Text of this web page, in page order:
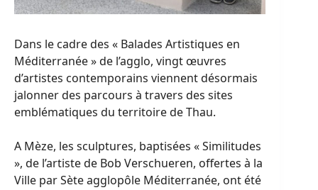
Dans le cadre des « Balades Artistiques en
Méditerranée » de l’agglo, vingt œuvres
d’artistes contemporains viennent désormais
jalonner des parcours à travers des sites
emblématiques du territoire de Thau.
A Mèze, les sculptures, baptisées « Similitudes
», de l’artiste de Bob Verschueren, offertes à la
Ville par Sète agglopôle Méditerranée, ont été